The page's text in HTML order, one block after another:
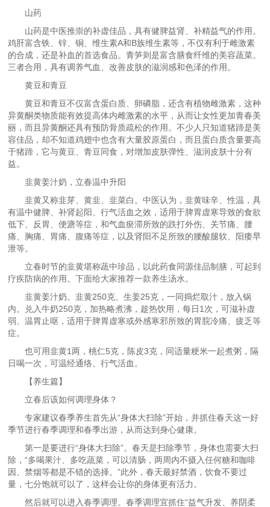
山药
山药是中医推崇的补虚佳品，具有健脾益肾、补精益气的作用。
鸡肝富含铁、锌、铜、维生素A和B族维生素等，不仅有利于雌激素
的合成，还是补血的首选食品。青笋则是富含膳食纤维的美容蔬菜。
三者合用，具有调养气血、改善皮肤的滋润感和色泽的作用。
黄豆和青豆
黄豆和青豆不仅富含蛋白质、卵磷脂，还含有植物雌激素，这种
异黄酮类物质能有效提高体内雌激素的水平，从而让女性更加青春美
丽，而且异黄酮还具有预防骨质疏松的作用。不少人只知道猪蹄是美
容佳品，却不知道鸡翅中也含有大量胶原蛋白，而且蛋白质含量要高
于猪蹄，它与黄豆、青豆同食，对增加皮肤弹性、滋润皮肤十分有
益。
韭黄姜汁奶，立春温中升阳
韭黄又称韭芽、黄韭、韭菜白。中医认为，韭黄味辛、性温，具
有温中健脾、补肾起阳、行气活血之效，适用于脾胃虚寒导致的食欲
低下、反胃、便溏等症，和气血瘀滞所致的跌打外伤、关节痛、腰
痛、胸痛、胃痛、腹痛等症，以及肾阳不足所致的腰酸腿软、阳痿早
泄等。
立春时节的韭黄堪称蔬中珍品，以此药食同源佳品制膳，可起到
疗疾防病的作用。下面给大家推荐一款养生汤水。
韭黄姜汁奶。韭黄250克、生姜25克，一同捣烂取汁，放入锅
内。兑入牛奶250克，加热略煮沸，趁热饮用，每日1次，可滋补虚
弱、温胃止呕，适用于脾胃虚寒或外感寒邪所致的胃脘冷痛、疲乏等
症。
也可用韭黄1两，桃仁5克，陈皮3克，同适量粳米一起煮粥，隔
日喝一次，可温经通络、行气活血。
【养生篇】
立春后该如何调理身体？
专家建议春季养生首先从“身体大扫除”开始，并抓住春天这一好
季节进行春季调理和春季出游，从而达到身心健康。
第一是要进行“身体大扫除”。春天是扫除季节，身体也需要大扫
除，“多喝果汁、多吃蔬菜，可以清肠，两周内不摄入任何糖和咖啡
因、禁烟等都是不错的选择。”此外，春天最好禁酒，饮食不要过
量，七分饱就可以了，这样会让你的身体更有活力。
然后就可以进入春季调理。春季调理宜抓住“益气升发、养阴柔